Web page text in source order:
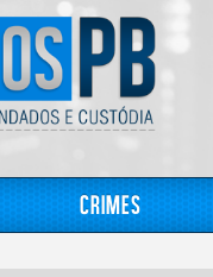
Crimes